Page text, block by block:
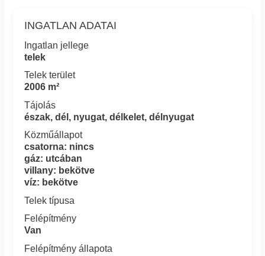
INGATLAN ADATAI
Ingatlan jellege
telek
Telek terület
2006 m²
Tájolás
észak, dél, nyugat, délkelet, délnyugat
Közműállapot
csatorna: nincs
gáz: utcában
villany: bekötve
víz: bekötve
Telek típusa
Felépítmény
Van
Felépítmény állapota